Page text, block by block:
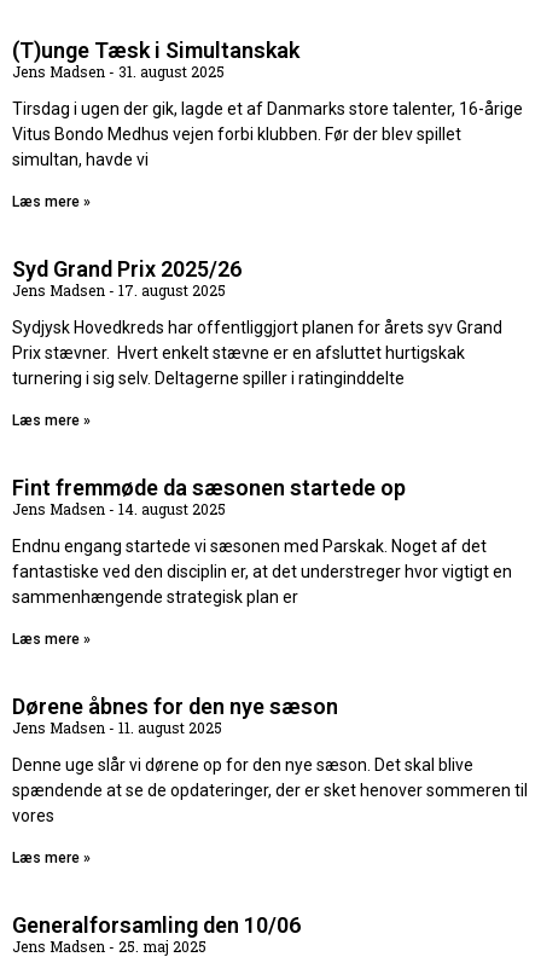
(T)unge Tæsk i Simultanskak
Jens Madsen
31. august 2025
Tirsdag i ugen der gik, lagde et af Danmarks store talenter, 16-årige
Vitus Bondo Medhus vejen forbi klubben. Før der blev spillet
simultan, havde vi
Læs mere »
Syd Grand Prix 2025/26
Jens Madsen
17. august 2025
Sydjysk Hovedkreds har offentliggjort planen for årets syv Grand
Prix stævner. Hvert enkelt stævne er en afsluttet hurtigskak
turnering i sig selv. Deltagerne spiller i ratinginddelte
Læs mere »
Fint fremmøde da sæsonen startede op
Jens Madsen
14. august 2025
Endnu engang startede vi sæsonen med Parskak. Noget af det
fantastiske ved den disciplin er, at det understreger hvor vigtigt en
sammenhængende strategisk plan er
Læs mere »
Dørene åbnes for den nye sæson
Jens Madsen
11. august 2025
Denne uge slår vi dørene op for den nye sæson. Det skal blive
spændende at se de opdateringer, der er sket henover sommeren til
vores
Læs mere »
Generalforsamling den 10/06
Jens Madsen
25. maj 2025